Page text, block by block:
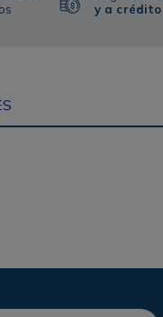
y a crédito